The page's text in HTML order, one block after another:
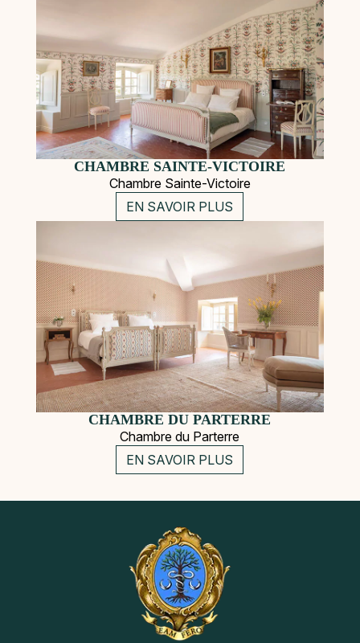
CHAMBRE SAINTE-VICTOIRE
Chambre Sainte-Victoire
EN SAVOIR PLUS
CHAMBRE DU PARTERRE
Chambre du Parterre
EN SAVOIR PLUS